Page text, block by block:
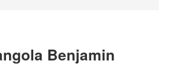
abertos
ConteúdosBenjamin